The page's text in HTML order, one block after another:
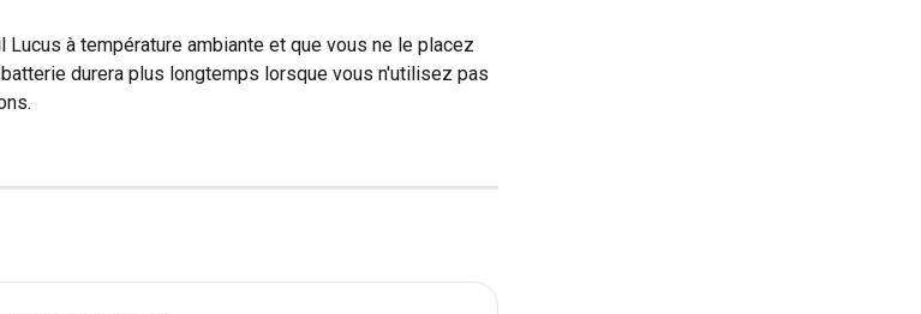
à température ambiante et que vous ne le placez
durera plus longtemps lorsque vous n'utilisez pas